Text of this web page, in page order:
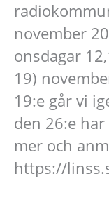
november
onsdagar
19)
19:e går vi
den 26:e
mer och
https://